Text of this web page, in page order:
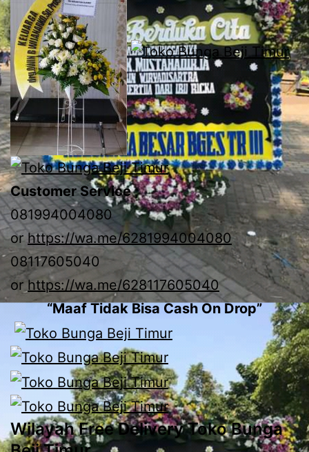
Customer Service ;
081994004080
orhttps://wa.me/6281994004080
08117605040
orhttps://wa.me/628117605040
“Maaf Tidak Bisa Cash On Drop”
Wilayah Free Delivery Toko Bunga